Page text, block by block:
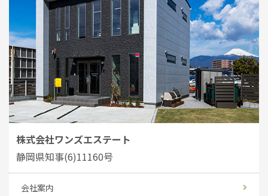
株式会社ワンズエステート
静岡県知事(6)11160号
会社案内